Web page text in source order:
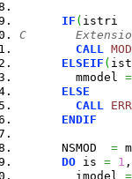
IF (
C       Extension
CALL
ELSEIF (
        mmodel
=
ELSE
CALL
ENDIF
      NSMOD
=
DO is = 1
        imodel
=